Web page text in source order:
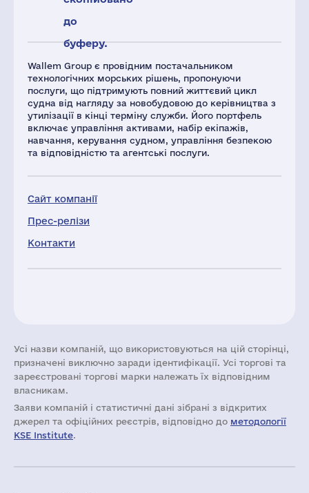
Wallem Group є провідним постачальником
технологічних морських рішень, пропонуючи
послуги, що підтримують повний життєвий цикл
судна від нагляду за новобудовою до керівництва з
утилізації в кінці терміну служби. Його портфель
включає управління активами, набір екіпажів,
навчання, керування судном, управління безпекою
та відповідністю та агентські послуги.
Сайт компанії
Прес-релізи
Контакти
до
буферу.
Усі назви компаній, що використовуються на цій сторінці,
призначені виключно заради ідентифікації. Усі торгові та
зареєстровані торгові марки належать їх відповідним
власникам.
Заяви компаній i статистичні дані зібрані з відкритих
джерел та офіційних реєстрів, відповідно до методології
KSE Institute.